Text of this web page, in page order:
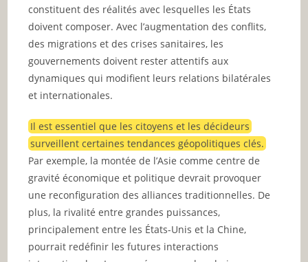
constituent des réalités avec lesquelles les États
doivent composer. Avec l’augmentation des conflits,
des migrations et des crises sanitaires, les
gouvernements doivent rester attentifs aux
dynamiques qui modifient leurs relations bilatérales
et internationales.
Il est essentiel que les citoyens et les décideurs
surveillent certaines tendances géopolitiques clés.
Par exemple, la montée de l’Asie comme centre de
gravité économique et politique devrait provoquer
une reconfiguration des alliances traditionnelles. De
plus, la rivalité entre grandes puissances,
principalement entre les États-Unis et la Chine,
pourrait redéfinir les futures interactions